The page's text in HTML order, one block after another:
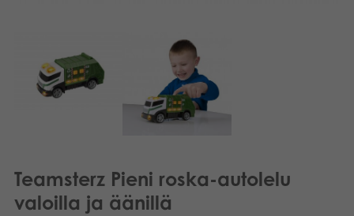
Teamsterz Pieni roska-autolelu
valoilla ja äänillä